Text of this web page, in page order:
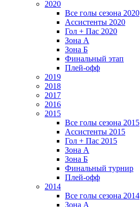
2020
Все голы сезона 2020
Ассистенты 2020
Гол + Пас 2020
Зона А
Зона Б
Финальный этап
Плей-офф
2019
2018
2017
2016
2015
Все голы сезона 2015
Ассистенты 2015
Гол + Пас 2015
Зона А
Зона Б
Финальный турнир
Плей-офф
2014
Все голы сезона 2014
Зона А